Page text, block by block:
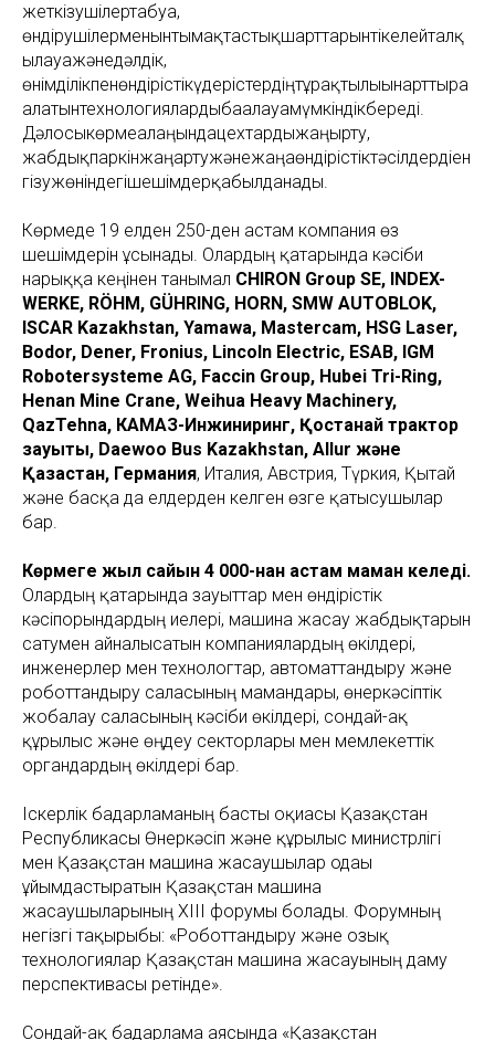
жеткізушілертабуға,
өндірушілерменынтымақтастықшарттарынтікелейталқ
ылауғажәнедәлдік,
өнімділікпенөндірістікүдерістердіңтұрақтылығынарттыра
алатынтехнологиялардыбағалауғамүмкіндікбереді.
Дәлосыкөрмеалаңындацехтардыжаңғырту,
жабдықпаркінжаңартужәнежаңаөндірістіктәсілдердіен
гізужөніндегішешімдерқабылданады.
Көрмеде 19 елден 250-ден астам компания өз
шешімдерін ұсынады. Олардың қатарында кәсіби
нарыққа кеңінен танымал CHIRON Group SE, INDEX-
WERKE, RÖHM, GÜHRING, HORN, SMW AUTOBLOK,
ISCAR Kazakhstan, Yamawa, Mastercam, HSG Laser,
Bodor, Dener, Fronius, Lincoln Electric, ESAB, IGM
Robotersysteme AG, Faccin Group, Hubei Tri-Ring,
Henan Mine Crane, Weihua Heavy Machinery,
QazTehna, КАМАЗ-Инжиниринг, Қостанай трактор
зауыты, Daewoo Bus Kazakhstan, Allur және
Қазақстан, Германия, Италия, Австрия, Түркия, Қытай
және басқа да елдерден келген өзге қатысушылар
бар.
Көрмеге жыл сайын 4 000-нан астам маман келеді.
Олардың қатарында зауыттар мен өндірістік
кәсіпорындардың иелері, машина жасау жабдықтарын
сатумен айналысатын компаниялардың өкілдері,
инженерлер мен технологтар, автоматтандыру және
роботтандыру саласының мамандары, өнеркәсіптік
жобалау саласының кәсіби өкілдері, сондай-ақ
құрылыс және өңдеу секторлары мен мемлекеттік
органдардың өкілдері бар.
Іскерлік бағдарламаның басты оқиғасы Қазақстан
Республикасы Өнеркәсіп және құрылыс министрлігі
мен Қазақстан машина жасаушылар одағы
ұйымдастыратын Қазақстан машина
жасаушыларының XIII форумы болады. Форумның
негізгі тақырыбы: «Роботтандыру және озық
технологиялар Қазақстан машина жасауының даму
перспективасы ретінде».
Сондай-ақ бағдарлама аясында «Қазақстан